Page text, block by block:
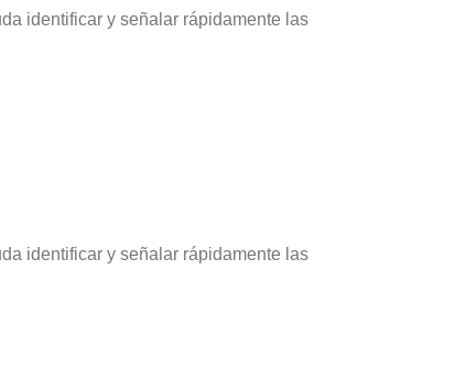
identificar y señalar rápidamente las
identificar y señalar rápidamente las